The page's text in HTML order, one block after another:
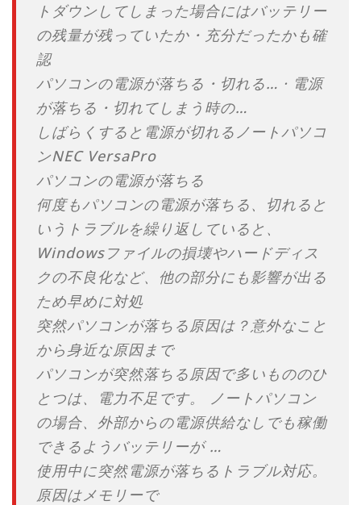
トダウンしてしまった場合にはバッテリー
の残量が残っていたか・充分だったかも確
認
‎パソコンの電源が落ちる・切れる… · ‎電源
が落ちる・切れてしまう時の…
しばらくすると電源が切れるノートパソコ
ンNEC VersaPro
パソコンの電源が落ちる
何度もパソコンの電源が落ちる、切れると
いうトラブルを繰り返していると、
Windowsファイルの損壊やハードディス
クの不良化など、他の部分にも影響が出る
ため早めに対処
突然パソコンが落ちる原因は？意外なこと
から身近な原因まで
パソコンが突然落ちる原因で多いもののひ
とつは、電力不足です。 ノートパソコン
の場合、外部からの電源供給なしでも稼働
できるようバッテリーが …
使用中に突然電源が落ちるトラブル対応。
原因はメモリーで